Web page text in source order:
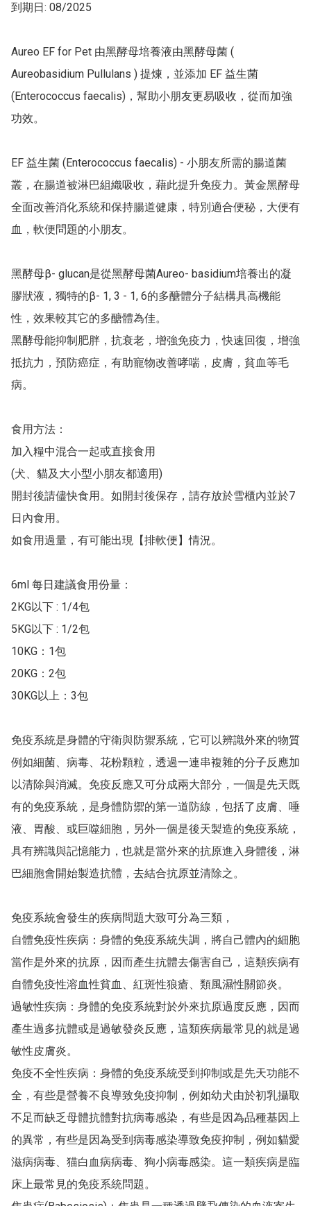
到期日: 08/2025
Aureo EF for Pet 由黑酵母培養液由黑酵母菌 (
Aureobasidium Pullulans ) 提煉，並添加 EF 益生菌
(Enterococcus faecalis)，幫助小朋友更易吸收，從而加強
功效。
EF 益生菌 (Enterococcus faecalis) - 小朋友所需的腸道菌
叢，在腸道被淋巴組織吸收，藉此提升免疫力。黃金黑酵母
全面改善消化系統和保持腸道健康，特別適合便秘，大便有
血，軟便問題的小朋友。
黑酵母β- glucan是從黑酵母菌Aureo- basidium培養出的凝
膠狀液，獨特的β- 1, 3 - 1, 6的多醣體分子結構具高機能
性，效果較其它的多醣體為佳。
黑酵母能抑制肥胖，抗衰老，增強免疫力，快速回復，增強
抵抗力，預防癌症，有助寵物改善哮喘，皮膚，貧血等毛
病。
食用方法：
加入糧中混合一起或直接食用
(犬、貓及大小型小朋友都適用)
開封後請儘快食用。如開封後保存，請存放於雪櫃內並於7
日內食用。
如食用過量，有可能出現【排軟便】情況。
6ml 每日建議食用份量：
2KG以下 : 1/4包
5KG以下 : 1/2包
10KG：1包
20KG：2包
30KG以上：3包
免疫系統是身體的守衛與防禦系統，它可以辨識外來的物質
例如細菌、病毒、花粉顆粒，透過一連串複雜的分子反應加
以清除與消滅。免疫反應又可分成兩大部分，一個是先天既
有的免疫系統，是身體防禦的第一道防線，包括了皮膚、唾
液、胃酸、或巨噬細胞，另外一個是後天製造的免疫系統，
具有辨識與記憶能力，也就是當外來的抗原進入身體後，淋
巴細胞會開始製造抗體，去結合抗原並清除之。
免疫系統會發生的疾病問題大致可分為三類，
自體免疫性疾病：身體的免疫系統失調，將自己體內的細胞
當作是外來的抗原，因而產生抗體去傷害自己，這類疾病有
自體免疫性溶血性貧血、紅斑性狼瘡、類風濕性關節炎。
過敏性疾病：身體的免疫系統對於外來抗原過度反應，因而
產生過多抗體或是過敏發炎反應，這類疾病最常見的就是過
敏性皮膚炎。
免疫不全性疾病：身體的免疫系統受到抑制或是先天功能不
全，有些是營養不良導致免疫抑制，例如幼犬由於初乳攝取
不足而缺乏母體抗體對抗病毒感染，有些是因為品種基因上
的異常，有些是因為受到病毒感染導致免疫抑制，例如貓愛
滋病病毒、猫白血病病毒、狗小病毒感染。這一類疾病是臨
床上最常見的免疫系統問題。